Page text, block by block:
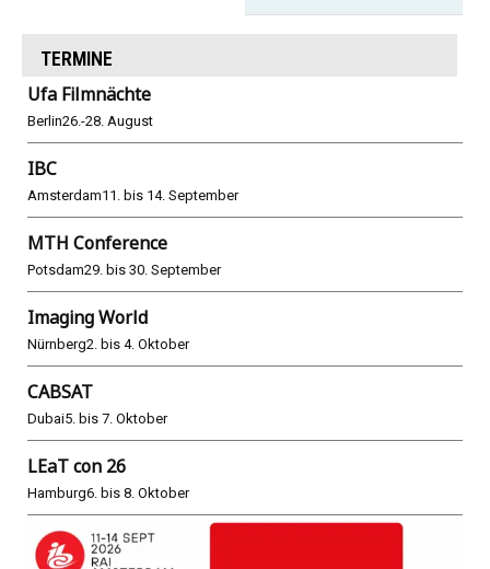
TERMINE
Ufa Filmnächte
Berlin26.-28. August
IBC
Amsterdam11. bis 14. September
MTH Conference
Potsdam29. bis 30. September
Imaging World
Nürnberg2. bis 4. Oktober
CABSAT
Dubai5. bis 7. Oktober
LEaT con 26
Hamburg6. bis 8. Oktober